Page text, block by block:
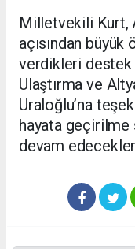
Milletvekili Kurt,
açısından
verdikleri destek
Ulaştırma ve
Uraloğlu’na
hayata
devam